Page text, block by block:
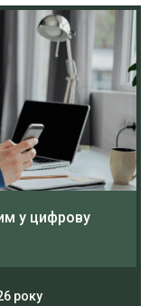
у цифрову
року